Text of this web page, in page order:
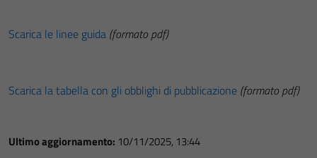
Scarica le linee guida (formato pdf)
Scarica la tabella con gli obblighi di pubblicazione (formato pdf)
Ultimo aggiornamento: 10/11/2025, 13:44